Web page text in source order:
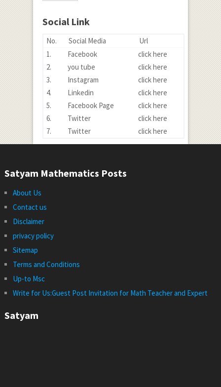
Social Link
No. Social Media
Url
1.
Facebook
click here
2.
you tube
click here
3.
Instagram
click here
4.
Linkedin
click here
5.
Facebook Page
click here
6.
Twitter
click here
7.
Twitter click here
Satyam Mathematics Posts
About Us
Contact us
Disclaimer
privacy policy
Sitemap
Terms and Conditions
Up-to Msc
Write for Us:Guest Post Invitation for Math Teacher and Expert
Satyam